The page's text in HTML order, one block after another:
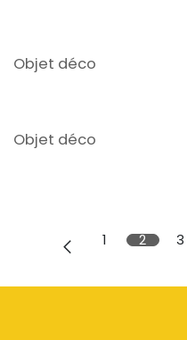
Objet déco
Objet déco
1 2 3